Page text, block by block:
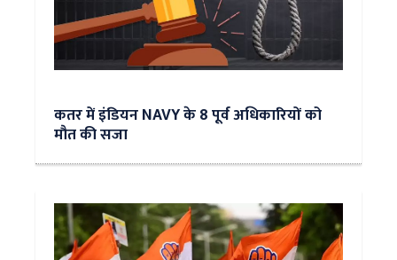
कतर में इंडियन NAVY के 8 पूर्व अधिकारियों को
मौत की सजा